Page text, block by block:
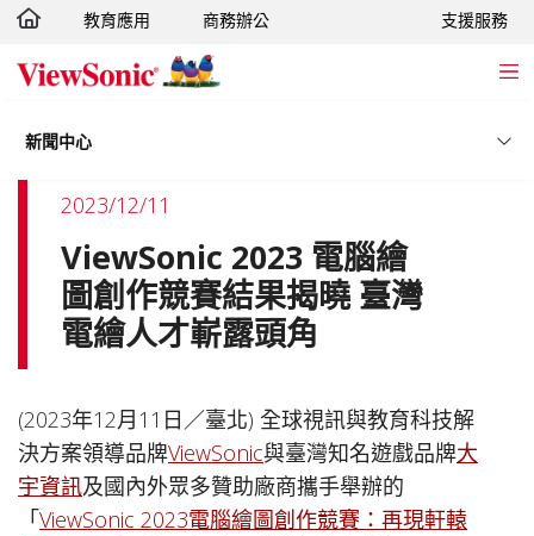
轉跳至主要內容
教育應用 商務辦公 支援服務
新聞中心
2023/12/11
ViewSonic 2023 電腦繪
圖創作競賽結果揭曉 臺灣
電繪人才嶄露頭角
(2023年12月11日／臺北) 全球視訊與教育科技解
決方案領導品牌ViewSonic與臺灣知名遊戲品牌大
宇資訊及國內外眾多贊助廠商攜手舉辦的
「ViewSonic 2023電腦繪圖創作競賽：再現軒轅